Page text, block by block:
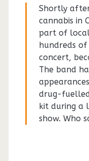
Shortly
cannabis in
part of
hundreds
concert,
The band
drug-
kit during a
show. Who